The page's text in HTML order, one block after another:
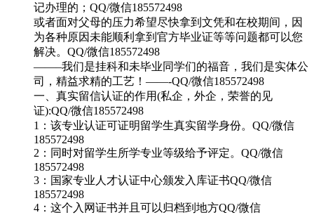
记办理的；QQ/微信185572498
或者面对父母的压力希望尽快拿到文凭和在校期间，因
为各种原因未能顺利拿到官方毕业证等等问题都可以您
解决。QQ/微信185572498
——–我们是挂科和未毕业同学们的福音，我们是实体公
司，精益求精的工艺！——-QQ/微信185572498
一、真实留信认证的作用(私企，外企，荣誉的见
证):QQ/微信185572498
1：该专业认证可证明留学生真实留学身份。QQ/微信
185572498
2：同时对留学生所学专业等级给予评定。QQ/微信
185572498
3：国家专业人才认证中心颁发入库证书QQ/微信
185572498
4：这个入网证书并且可以归档到地方QQ/微信